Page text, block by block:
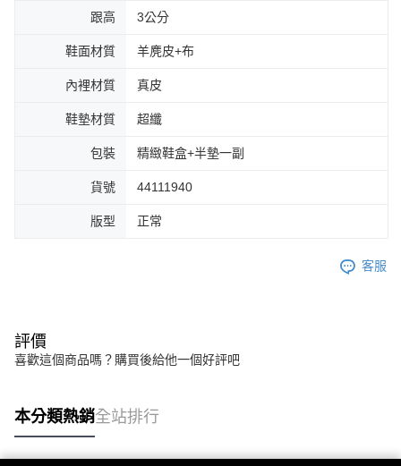
跟高 3公分
鞋面材質 羊麂皮+布
內裡材質 真皮
鞋墊材質 超纖
包裝 精緻鞋盒+半墊一副
貨號 44111940
版型 正常
客服
評價
喜歡這個商品嗎？購買後給他一個好評吧
本分類熱銷全站排行